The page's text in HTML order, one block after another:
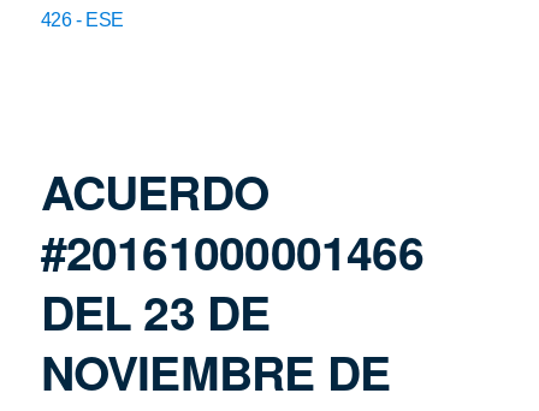
426 - ESE
ACUERDO
#20161000001466
DEL 23 DE
NOVIEMBRE DE